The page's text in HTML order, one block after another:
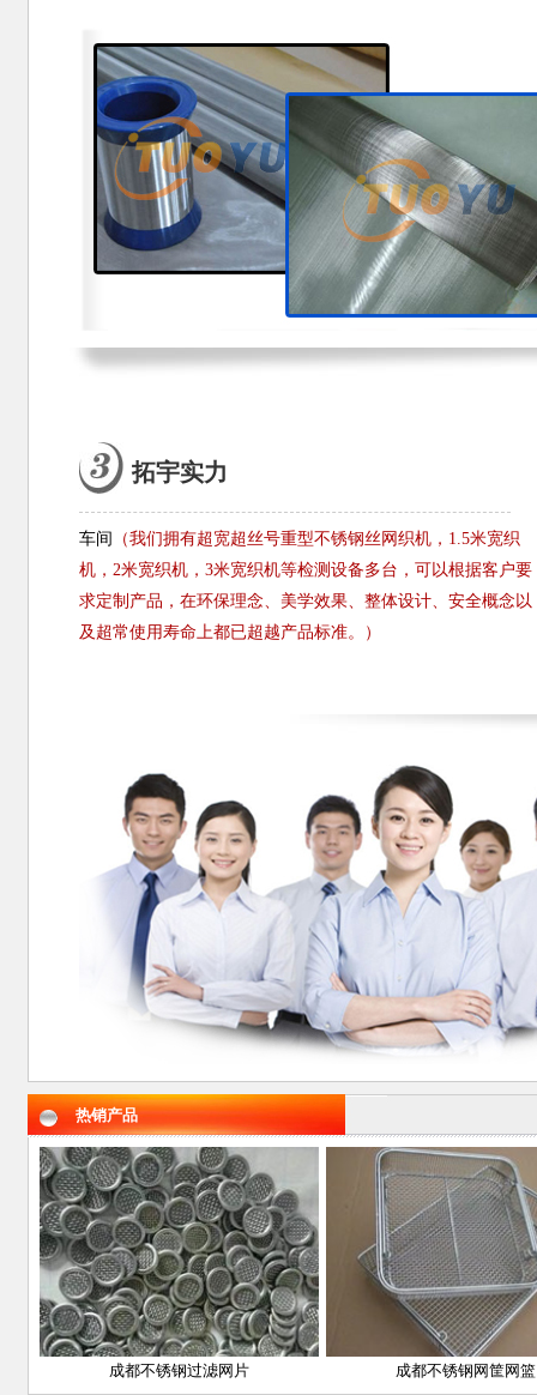
拓宇实力
车间
（我们拥有超宽超丝号重型不锈钢丝网织机，1.5米宽织
机，2米宽织机，3米宽织机等检测设备多台，可以根据客户要
求定制产品，在环保理念、美学效果、整体设计、安全概念以
及超常使用寿命上都已超越产品标准。）
热销产品
成都不锈钢过滤网片 成都不锈钢网筐网篮